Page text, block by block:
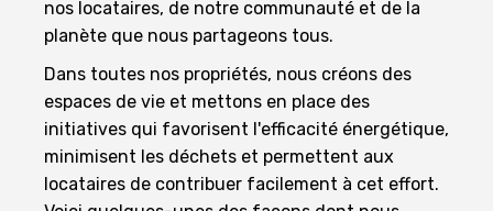
nos locataires, de notre communauté et de la
planète que nous partageons tous.
Dans toutes nos propriétés, nous créons des
espaces de vie et mettons en place des
initiatives qui favorisent l'efficacité énergétique,
minimisent les déchets et permettent aux
locataires de contribuer facilement à cet effort.